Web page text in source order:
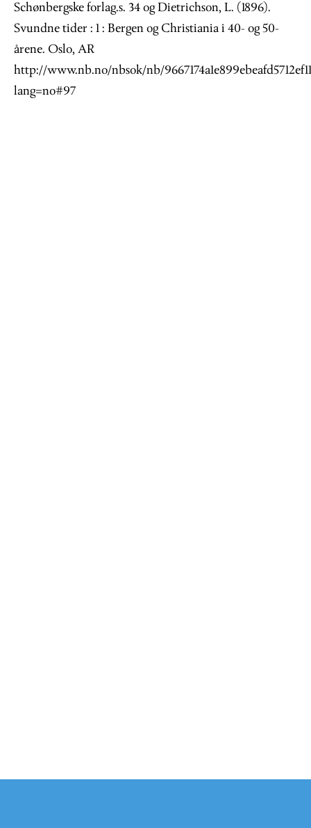
Schønbergske forlag.s. 34 og Dietrichson, L. (1896).
Svundne tider : 1 : Bergen og Christiania i 40- og 50-
årene. Oslo, AR
http://www.nb.no/nbsok/nb/
lang=no#97